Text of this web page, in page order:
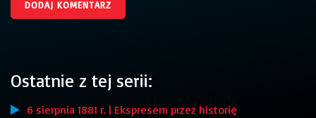
Ostatnie z tej serii:
6 sierpnia 1881 r. | Ekspresem przez historię